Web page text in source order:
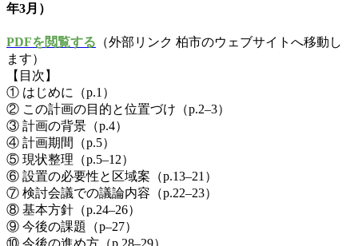
年3月）
PDFを閲覧する （外部リンク 柏市のウェブサイトへ移動し
ます）
【目次】
① はじめに（p.1）
② この計画の目的と位置づけ（p.2–3）
③ 計画の背景（p.4）
④ 計画期間（p.5）
⑤ 現状整理（p.5–12）
⑥ 設置の必要性と区域案（p.13–21）
⑦ 検討会議での議論内容（p.22–23）
⑧ 基本方針（p.24–26）
⑨ 今後の課題（p–27）
⑩ 今後の進め方（p.28–29）